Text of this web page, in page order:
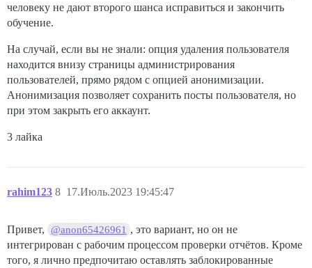
человеку не дают второго шанса исправиться и закончить
обучение.
На случай, если вы не знали: опция удаления пользователя
находится внизу страницы администрирования
пользователей, прямо рядом с опцией анонимизации.
Анонимизация позволяет сохранить посты пользователя, но
при этом закрыть его аккаунт.
3 лайка
rahim123 17.Июль.2023 19:45:47
8
Привет, @anon65426961 , это вариант, но он не
интегрирован с рабочим процессом проверки отчётов. Кроме
того, я лично предпочитаю оставлять заблокированные